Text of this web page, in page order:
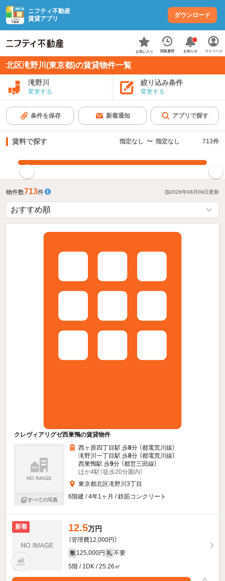
ニフティ不動産
賃貸アプリ
ダウンロード
お気に入り 閲覧履歴 お知らせ マイページ
北区滝野川(東京都)の賃貸物件一覧
滝野川
変更する
絞り込み条件
変更する
条件を保存 新着通知 アプリで探す
賃料で探す 指定なし 〜 指定なし 713件
物件数713件 2026年08月09日更新
クレヴィアリグゼ西巣鴨の賃貸物件
すべての写真
西ヶ原四丁目駅 歩8分 （都電荒川線）
滝野川一丁目駅 歩8分 （都電荒川線）
西巣鴨駅 歩9分 （都営三田線）
ほか4駅（徒歩20分圏内）
東京都北区滝野川3丁目
6階建 / 4年1ヶ月 / 鉄筋コンクリート
新着 12.5万円
（管理費12,000円）
敷 125,000円 礼 不要
5階 / 1DK / 25.26㎡